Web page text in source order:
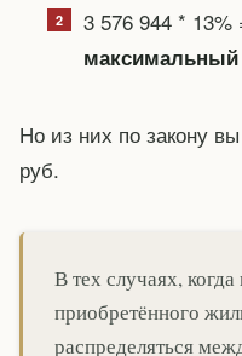
3 576 944 *
Но из них по закону
руб.
В тех случаях,
приобретённого
распределяться